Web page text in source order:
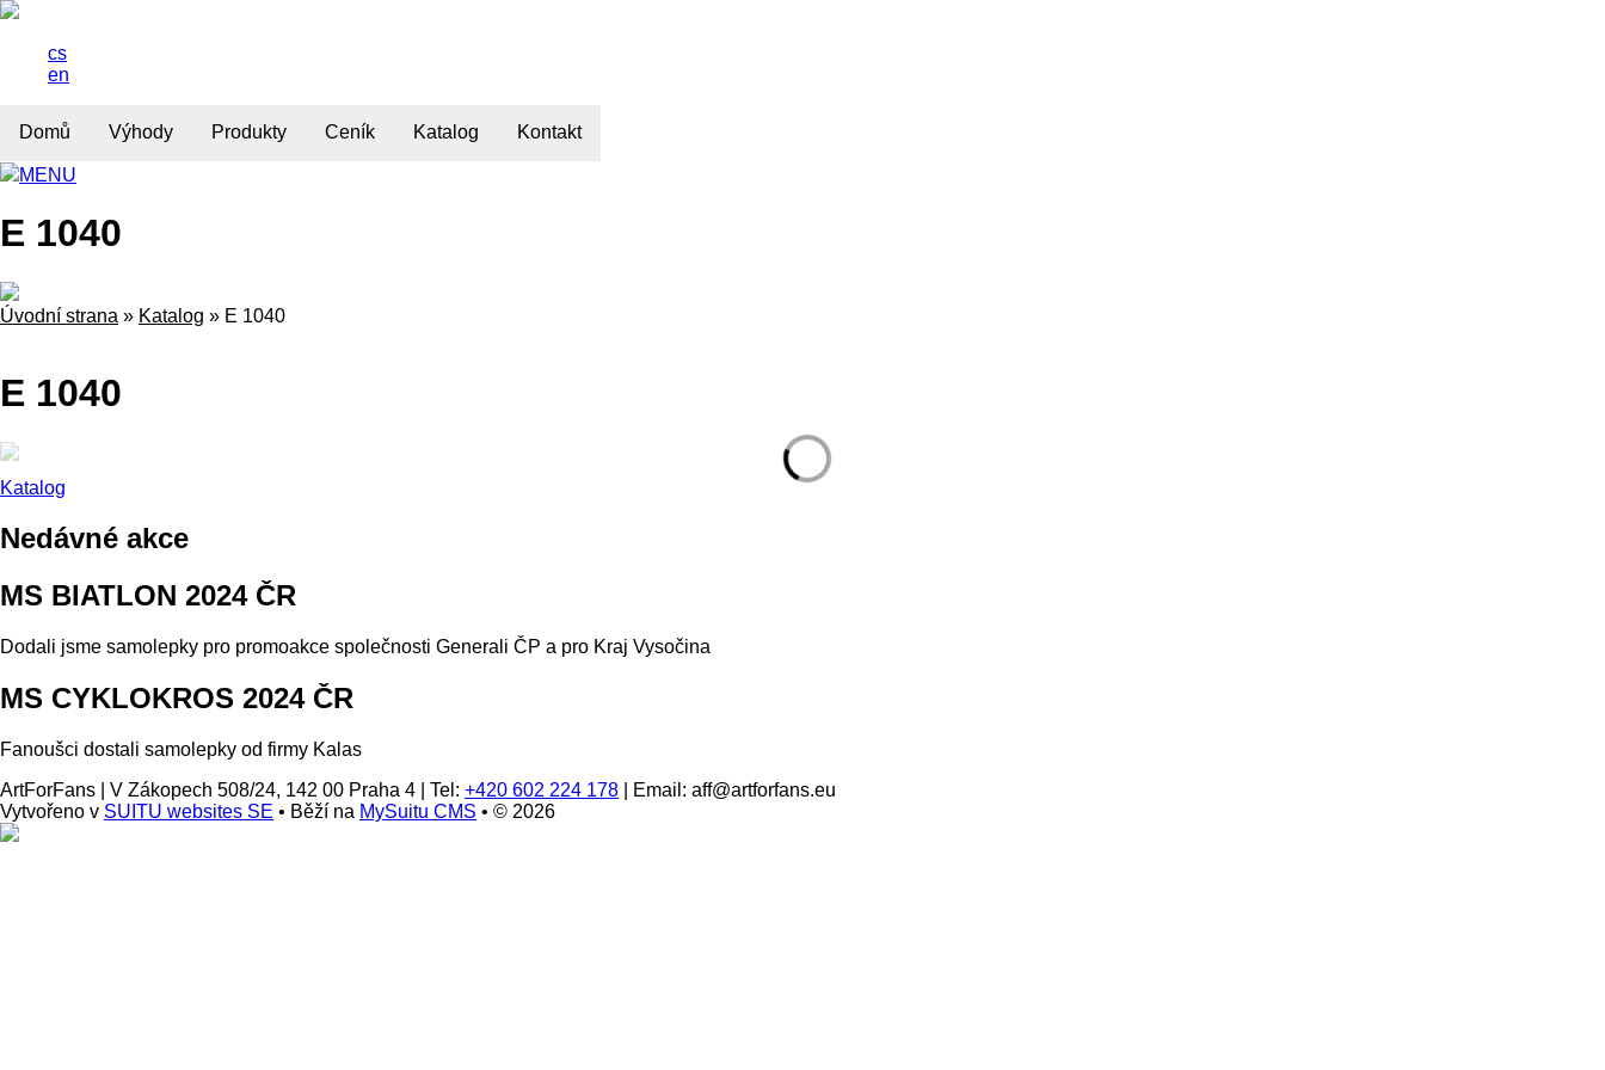
cs
en
Domů Výhody Produkty Ceník Katalog Kontakt
MENU
E 1040
Úvodní strana » Katalog » E 1040
E 1040
Katalog
Nedávné akce
MS BIATLON 2024 ČR
Dodali jsme samolepky pro promoakce společnosti Generali ČP a pro Kraj Vysočina
MS CYKLOKROS 2024 ČR
Fanoušci dostali samolepky od firmy Kalas
ArtForFans
V Zákopech 508/24, 142 00 Praha 4 Tel: +420 602 224 178
Email: aff@artforfans.eu
Vytvořeno v SUITU websites SE • Běží na MySuitu CMS • © 2026